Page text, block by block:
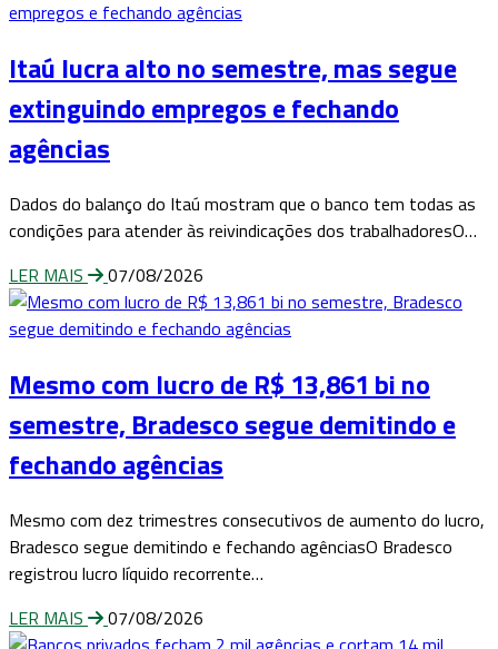
Itaú lucra alto no semestre, mas segue
extinguindo empregos e fechando
agências
Dados do balanço do Itaú mostram que o banco tem todas as
condições para atender às reivindicações dos trabalhadoresO…
LER MAIS
07/08/2026
Mesmo com lucro de R$ 13,861 bi no
semestre, Bradesco segue demitindo e
fechando agências
Mesmo com dez trimestres consecutivos de aumento do lucro,
Bradesco segue demitindo e fechando agênciasO Bradesco
registrou lucro líquido recorrente…
LER MAIS
07/08/2026